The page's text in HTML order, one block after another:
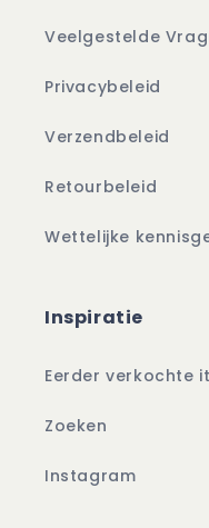
Veelgestelde
Privacybeleid
Verzendbeleid
Retourbeleid
Wettelijke
Inspiratie
Eerder verkochte
Zoeken
Instagram